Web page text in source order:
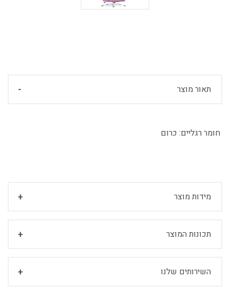
תאור מוצר
חומר רגליים: כרום
מידות מוצר
תכונות המוצר
השירותים שלנו